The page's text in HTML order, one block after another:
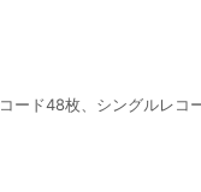
ード48枚、シングルレコ